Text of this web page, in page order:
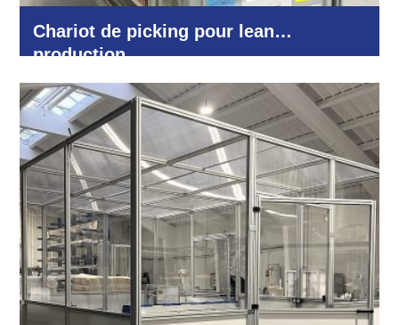
Chariot de picking pour lean
production
Logistique